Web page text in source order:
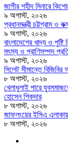
জাগীর শহীদ মিনারে
৯ অগাস্ট, ২০২৬
প্রধানমন্ত্রী চট্টগ্রাম ও
৯ অগাস্ট, ২০২৬
বাংলাদেশের খাদ্য ও
মৎস্য ও প্রাণিসম্পদ
৯ অগাস্ট, ২০২৬
সিলেট সীমান্তে
৮ অগাস্ট, ২০২৬
খেলাধুলাই পারে
হোসেন শিকদার
৮ অগাস্ট, ২০২৬
জাফলংয়ের ইসিএ
৮ অগাস্ট, ২০২৬